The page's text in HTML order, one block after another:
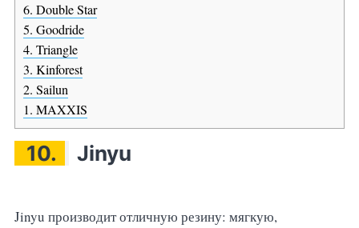
6. Double Star
5. Goodride
4. Triangle
3. Kinforest
2. Sailun
1. MAXXIS
10. Jinyu
Jinyu производит отличную резину: мягкую,